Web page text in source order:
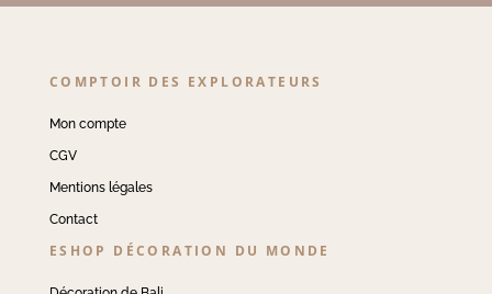
COMPTOIR DES EXPLORATEURS
Mon compte
CGV
Mentions légales
Contact
ESHOP DÉCORATION DU MONDE